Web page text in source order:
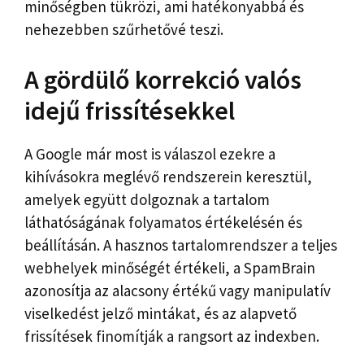
minőségben tükrözi, ami hatékonyabbá és
nehezebben szűrhetővé teszi.
A gördülő korrekció valós
idejű frissítésekkel
A Google már most is válaszol ezekre a
kihívásokra meglévő rendszerein keresztül,
amelyek együtt dolgoznak a tartalom
láthatóságának folyamatos értékelésén és
beállításán. A hasznos tartalomrendszer a teljes
webhelyek minőségét értékeli, a SpamBrain
azonosítja az alacsony értékű vagy manipulatív
viselkedést jelző mintákat, és az alapvető
frissítések finomítják a rangsort az indexben.